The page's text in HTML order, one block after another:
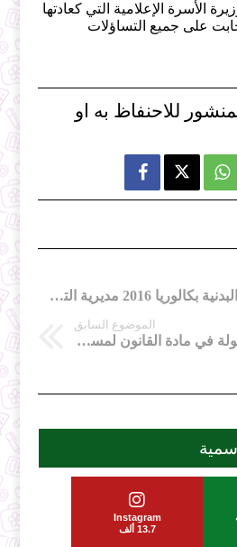
الأسرة الإعلامية التي كعادتها
على جميع التساؤلات
للاحنفاظ به او
 
استدعاء التربية البدنية بكالوريا 2016 مديرية التربية لولاية تلمسان
الموضوع السابق
مواضيع نموذجية محلولة في مادة القانون لمسابقة الاساتذة 2016
Instagram
13.7 ألف